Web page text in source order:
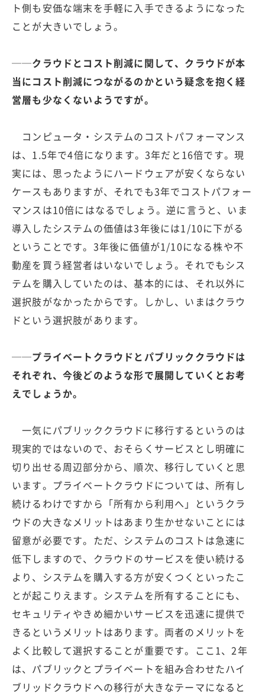
ト側も安価な端末を手軽に入手できるようになった
ことが大きいでしょう。
──クラウドとコスト削減に関して、クラウドが本
当にコスト削減につながるのかという疑念を抱く経
営層も少なくないようですが。
コンピュータ・システムのコストパフォーマンス
は、1.5年で4倍になります。3年だと16倍です。現
実には、思ったようにハードウェアが安くならない
ケースもありますが、それでも3年でコストパフォー
マンスは10倍にはなるでしょう。逆に言うと、いま
導入したシステムの価値は3年後には1/10に下がる
ということです。3年後に価値が1/10になる株や不
動産を買う経営者はいないでしょう。それでもシス
テムを購入していたのは、基本的には、それ以外に
選択肢がなかったからです。しかし、いまはクラウ
ドという選択肢があります。
──プライベートクラウドとパブリッククラウドは
それぞれ、今後どのような形で展開していくとお考
えでしょうか。
一気にパブリッククラウドに移行するというのは
現実的ではないので、おそらくサービスとし明確に
切り出せる周辺部分から、順次、移行していくと思
います。プライベートクラウドについては、所有し
続けるわけですから「所有から利用へ」というクラ
ウドの大きなメリットはあまり生かせないことには
留意が必要です。ただ、システムのコストは急速に
低下しますので、クラウドのサービスを使い続ける
より、システムを購入する方が安くつくといったこ
とが起こりえます。システムを所有することにも、
セキュリティやきめ細かいサービスを迅速に提供で
きるというメリットはあります。両者のメリットを
よく比較して選択することが重要です。ここ1、2年
は、パブリックとプライベートを組み合わせたハイ
ブリッドクラウドへの移行が大きなテーマになると